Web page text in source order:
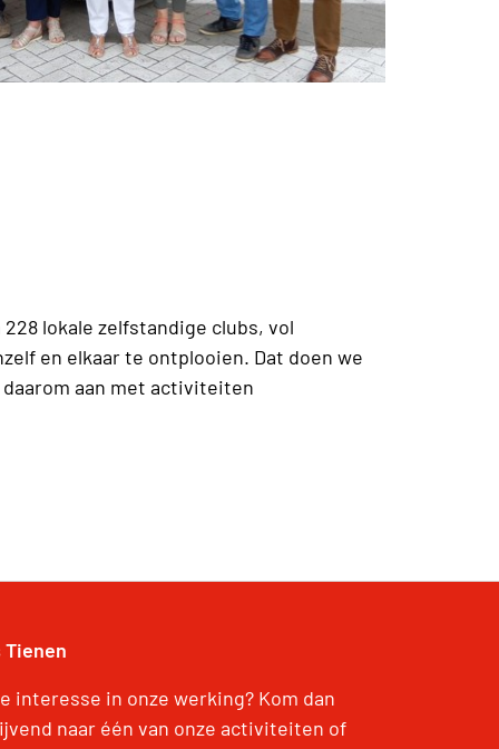
lokale zelfstandige clubs, vol
en elkaar te ontplooien. Dat doen we
aan met activiteiten
Tienen
interesse in onze werking? Kom dan
naar één van onze activiteiten of